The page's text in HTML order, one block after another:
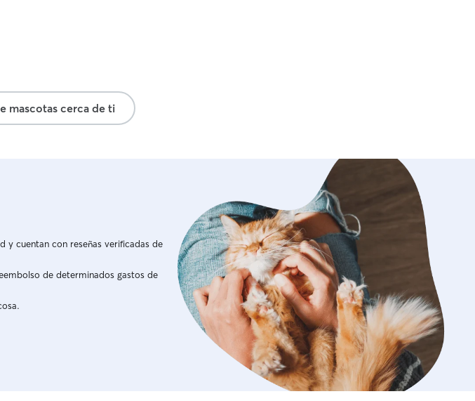
buenas manos, y me esfuerzo por ofrecerles la
mejor experiencia posible. Estoy aquí para
tiempo parcial. Puede ser diario o semanal
también. Y además por horas. Todo se puede
coordinar y charlar con antelación. Estaré
dispuesta. Me adapto a las comodidades de tu
hogar y principalmente a la comodidad de tu
mascota. Si tienes jardín jugaré con el por mucho
mascotas cerca de ti
y cuentan con reseñas verificadas de
de determinados gastos de